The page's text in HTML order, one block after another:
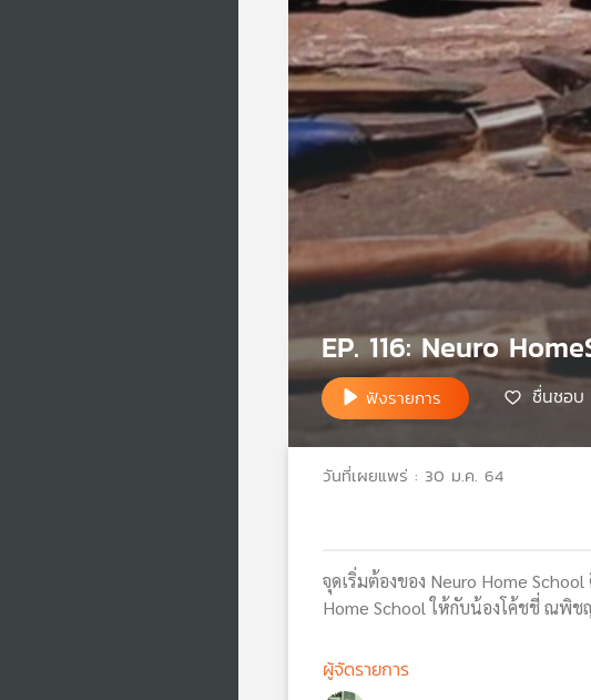
EP. 116: Neuro
ฟังรายการ ชื่นชอบ
วันที่เผยแพร่ : 30 ม.ค. 64
จุดเริ่มต้องของ Neuro Home
Home School ให้กับน้องโค้ชชี่ ณพิช
ผู้จัดรายการ